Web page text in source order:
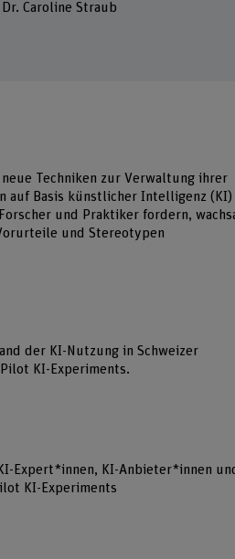
Dr. Caroline Straub
Techniken zur Verwaltung ihrer
auf Basis künstlicher Intelligenz (KI)
und Praktiker fordern,
und Stereotypen
der KI-Nutzung in Schweizer
KI-Experiments.
Expert*innen, KI-Anbieter*innen
KI-Experiments